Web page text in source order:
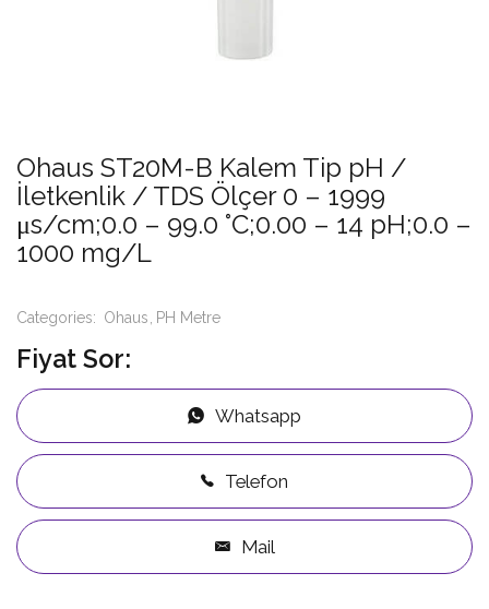
Ohaus ST20M-B Kalem Tip pH /
İletkenlik / TDS Ölçer 0 – 1999
μs/cm;0.0 – 99.0 °C;0.00 – 14 pH;0.0 –
1000 mg/L
Categories: Ohaus PH Metre
Fiyat Sor:
Whatsapp
Telefon
Mail